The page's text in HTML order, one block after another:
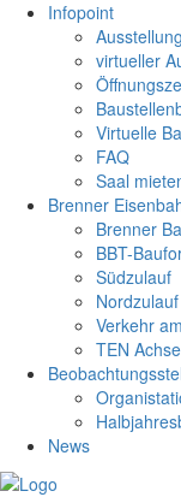
Infopoint
Ausstellung
virtueller
Virtuelle
FAQ
Saal
Brenner
Brenner
BBT-
Südzulauf
Nordzulauf
Verkehr
TEN Achse
News